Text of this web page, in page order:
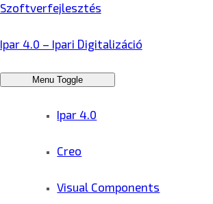
Szoftverfejlesztés
Ipar 4.0 – Ipari Digitalizáció
Menu Toggle
Ipar 4.0
Creo
Visual Components